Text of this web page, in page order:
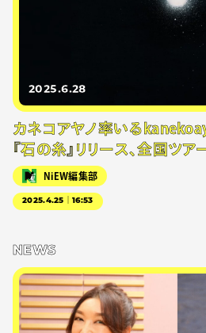
2025.6.28
カネコアヤノ率いる
『⽯の⽷』リリース、全国ツア
NiEW編集部
2025.4.25｜16:53
NEWS